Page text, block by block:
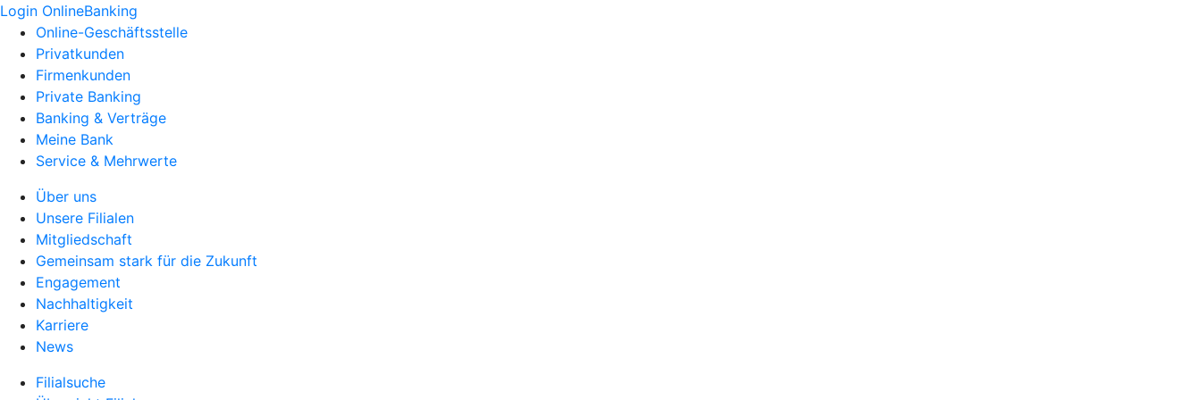
Login OnlineBanking
Online-Geschäftsstelle
Privatkunden
Firmenkunden
Private Banking
Banking & Verträge
Meine Bank
Service & Mehrwerte
Über uns
Unsere Filialen
Mitgliedschaft
Gemeinsam stark für die Zukunft
Engagement
Nachhaltigkeit
Karriere
News
Filialsuche